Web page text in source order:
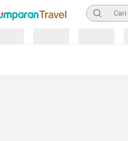
Pencarian